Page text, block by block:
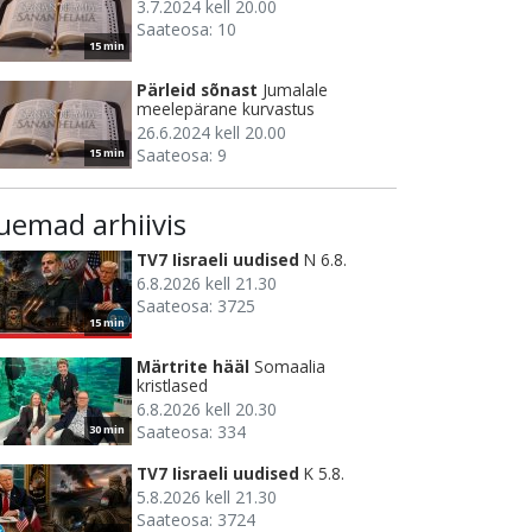
15 min
3.7.2024 kell 20.00
Saateosa: 10
15 min
Pärleid sõnast Jumalale
meelepärane kurvastus
26.6.2024 kell 20.00
Saateosa: 9
arhiivis
15 min
TV7 Iisraeli uudised N 6.8.
6.8.2026 kell 21.30
Saateosa: 3725
30 min
Märtrite hääl Somaalia
kristlased
6.8.2026 kell 20.30
Saateosa: 334
TV7 Iisraeli uudised K 5.8.
5.8.2026 kell 21.30
Saateosa: 3724